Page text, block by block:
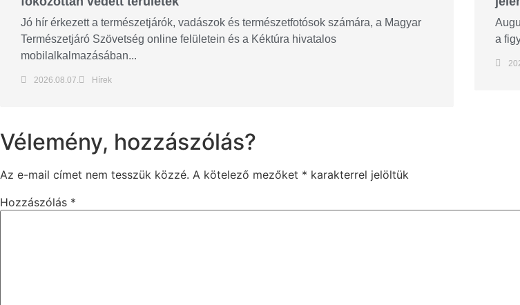
Jó hír érkezett a természetjárók, vadászok és természetfotósok számára, a Magyar
Természetjáró Szövetség online felületein és a Kéktúra hivatalos
mobilalkalmazásában...
2026.08.07. Hírek
a
Vélemény, hozzászólás?
Az e-mail címet nem tesszük közzé. A kötelező mezőket * karakterrel jelöltük
Hozzászólás *